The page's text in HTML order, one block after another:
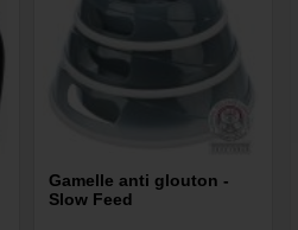
Gamelle anti glouton -
Slow Feed